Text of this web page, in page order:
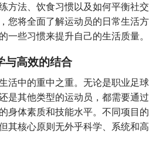
方法、饮食习惯以及如何平衡社交
您将全面了解运动员的日常生活方
一些习惯来提升自己的生活质量。
与高效的结合
活中的重中之重。无论是职业足球
是其他类型的运动员，都需要通过
身体素质和技能水平。不同项目的
其核心原则无外乎科学、系统和高